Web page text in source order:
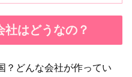
はどうなの？
？どんな会社が作ってい